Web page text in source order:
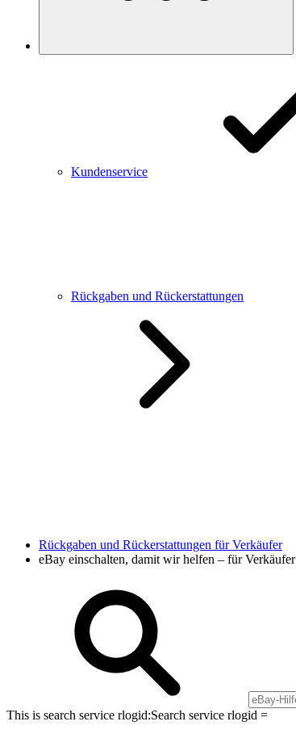
Kundenservice
Rückgaben und Rückerstattungen
Rückgaben und Rückerstattungen für Verkäufer
eBay einschalten, damit wir helfen – für Verkäufer
This is search service rlogid:Search service rlogid =